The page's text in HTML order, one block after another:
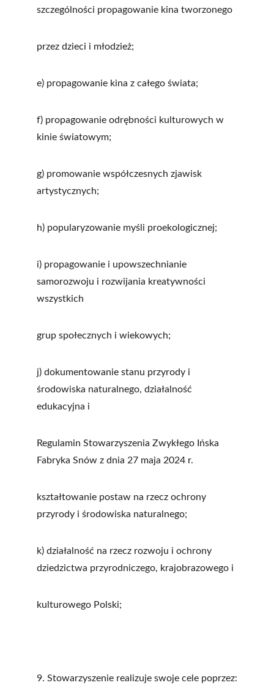
szczególności propagowanie kina tworzonego
przez dzieci i młodzież;
e) propagowanie kina z całego świata;
f) propagowanie odrębności kulturowych w
kinie światowym;
g) promowanie współczesnych zjawisk
artystycznych;
h) popularyzowanie myśli proekologicznej;
i) propagowanie i upowszechnianie
samorozwoju i rozwijania kreatywności
wszystkich
grup społecznych i wiekowych;
j) dokumentowanie stanu przyrody i
środowiska naturalnego, działalność
edukacyjna i
Regulamin Stowarzyszenia Zwykłego Ińska
Fabryka Snów z dnia 27 maja 2024 r.
kształtowanie postaw na rzecz ochrony
przyrody i środowiska naturalnego;
k) działalność na rzecz rozwoju i ochrony
dziedzictwa przyrodniczego, krajobrazowego i
kulturowego Polski;
9. Stowarzyszenie realizuje swoje cele poprzez: